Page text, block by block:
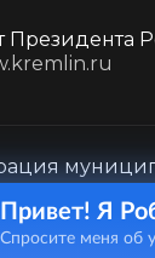
Президента
Привет! Я
Спросите меня об